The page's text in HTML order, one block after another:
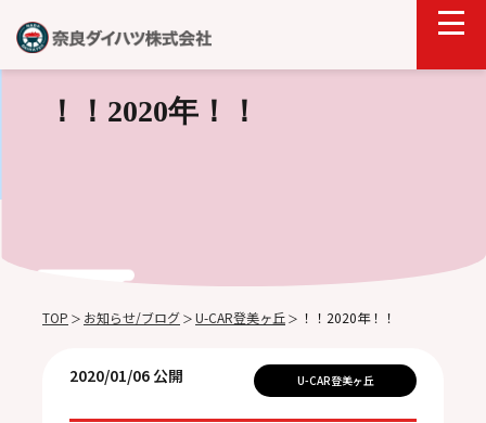
！！2020年！！
TOP ＞ お知らせ/ブログ ＞ U-CAR登美ヶ丘 ＞ ！！2020年！！
2020/01/06 公開 U-CAR登美ヶ丘